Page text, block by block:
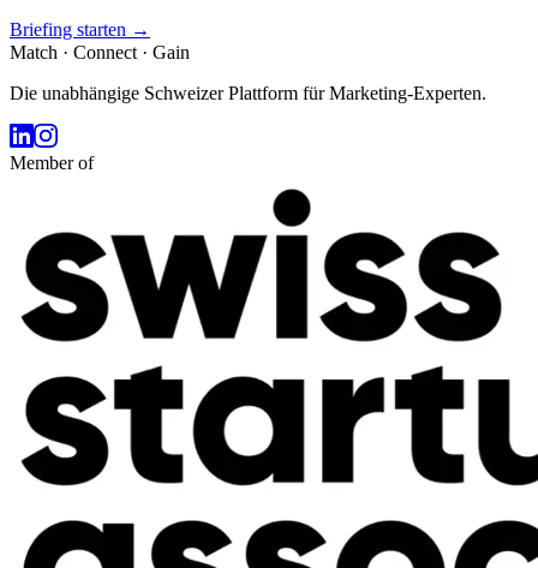
Briefing starten →
Match · Connect · Gain
Die unabhängige Schweizer Plattform für Marketing-Experten.
Member of